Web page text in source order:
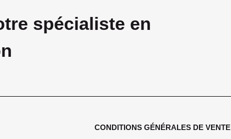
spécialiste en
CONDITIONS GÉNÉRALES DE VENTE